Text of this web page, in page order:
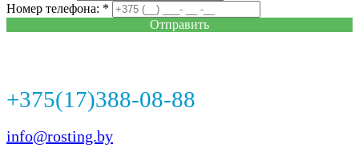
Номер телефона: *
Отправить
+375(17)388-08-88
info@rosting.by